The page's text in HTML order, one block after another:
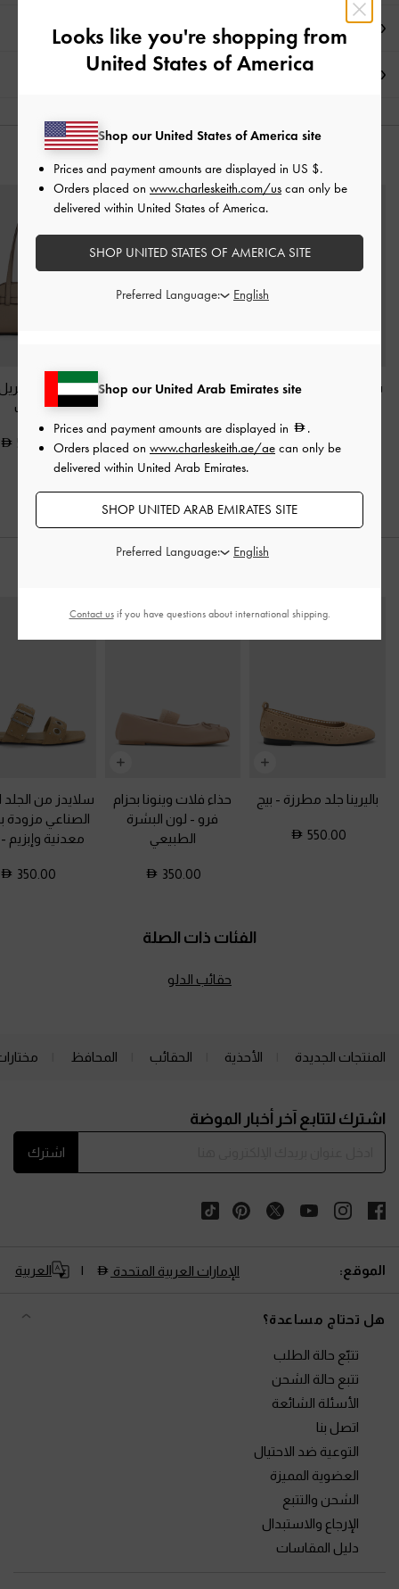
العروض الحصرية
الشحن والإرجاع
قد يعجبك آيضاً
شنطة كتف أروين مزينة
425.00
حقيبة أيدا ميكرو محبوكة
250.00
حقيبة كتف
تاوب
575.00
باليرينا جلد مطرزة - بيج
550.00
حذاء فلات وينونا بحزام
فرو - لون البشرة
الطبيعي
350.00
سلايدز من الجلد
الصناعي مزودة
معدنية وإبزيم
350.00
الفئات ذات الصلة
حقائب الدلو
المنتجات الجديدة الأحذية الحقائب المحافظ
اشترك لتتابع آخر أخبار الموضة
اشترك
الموقع: الإمارات العربية المتحدة العربية
هل تحتاج مساعدة؟
تتبّع حالة الطلب
تتبع حالة الشحن
الأسئلة الشائعة
اتصل بنا
التوعية ضد الاحتيال
العضوية المميزة
الشحن والتتبع
الإرجاع والاستبدال
دليل المقاسات
Looks like you're shopping from
United States of America
Shop our United Arab Emirates site
Prices and payment amounts are displayed in
.
Orders placed on www.charleskeith.ae/ae can only be
delivered within United Arab Emirates.
SHOP UNITED ARAB EMIRATES SITE
Preferred Language:
Shop our United States of America site
Prices and payment amounts are displayed in US $.
Orders placed on www.charleskeith.com/us can only be
delivered within United States of America.
SHOP UNITED STATES OF AMERICA SITE
Preferred Language:
Contact usif you have questions about international shipping.